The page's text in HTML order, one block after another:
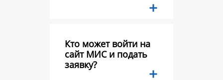
Кто может войти на
сайт МИС и подать
заявку?